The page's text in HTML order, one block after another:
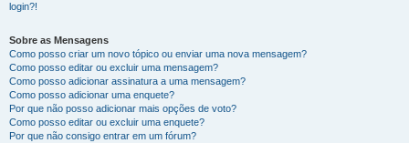
login?!
Sobre as Mensagens
Como posso criar um novo tópico ou enviar uma nova mensagem?
Como posso editar ou excluir uma mensagem?
Como posso adicionar assinatura a uma mensagem?
Como posso adicionar uma enquete?
Por que não posso adicionar mais opções de voto?
Como posso editar ou excluir uma enquete?
Por que não consigo entrar em um fórum?